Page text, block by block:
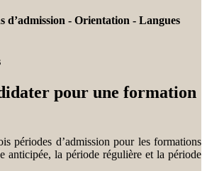
d’admission - Orientation - Langues
pour une formation
périodes d’admission pour les formations
anticipée, la période régulière et la période